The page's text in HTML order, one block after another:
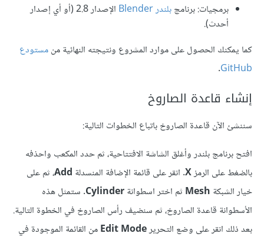
برمجيات: برنامجبلندر Blender
الإصدار 2.8 (أو أي إصدار
أحدث).
كما يمكنك الحصول على موارد المشروع ونتيجته النهائية منمستودع
GitHub
.
إنشاء قاعدة الصاروخ
سننشئ الآن قاعدة الصاروخ باتباع الخطوات التالية:
افتح برنامج بلندر وأغلق الشاشة الافتتاحية، ثم حدد المكعب واحذفه
بالضغط على الرمزX. انقر على قائمة الإضافة المنسدلة Add، ثم على
خيار الشبكة Mesh ثم اختر اسطوانةCylinder. ستمثل هذه
الأسطوانة قاعدة الصاروخ، ثم سنضيف رأس الصاروخ في الخطوة التالية.
بعد ذلك انقر على وضع التحريرEdit Modeمن القائمة الموجودة في